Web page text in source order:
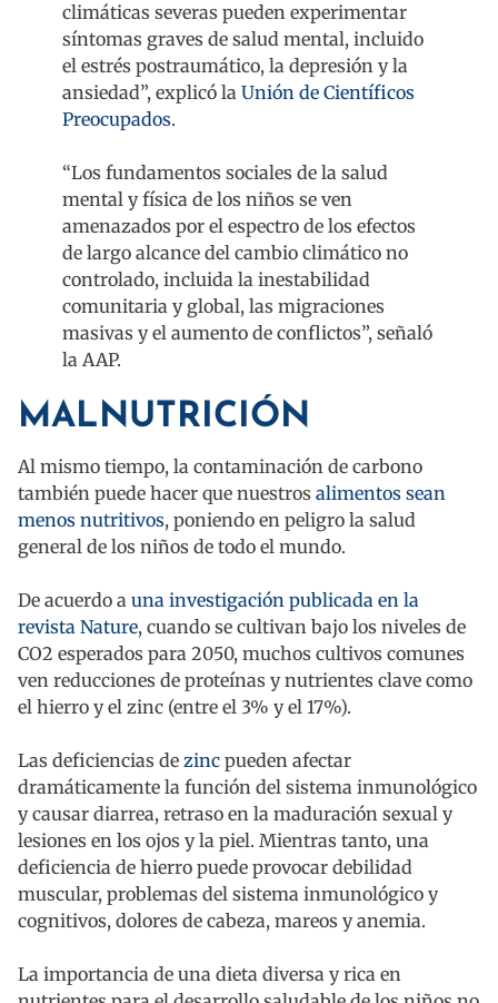
climáticas severas pueden experimentar
síntomas graves de salud mental, incluido
el estrés postraumático, la depresión y la
ansiedad”, explicó la Unión de Científicos
Preocupados.
“Los fundamentos sociales de la salud
mental y física de los niños se ven
amenazados por el espectro de los efectos
de largo alcance del cambio climático no
controlado, incluida la inestabilidad
comunitaria y global, las migraciones
masivas y el aumento de conflictos”, señaló
la AAP.
MALNUTRICIÓN
Al mismo tiempo, la contaminación de carbono
también puede hacer que nuestros alimentos sean
menos nutritivos, poniendo en peligro la salud
general de los niños de todo el mundo.
De acuerdo a una investigación publicada en la
revista Nature, cuando se cultivan bajo los niveles de
CO2 esperados para 2050, muchos cultivos comunes
ven reducciones de proteínas y nutrientes clave como
el hierro y el zinc (entre el 3% y el 17%).
Las deficiencias de zinc pueden afectar
dramáticamente la función del sistema inmunológico
y causar diarrea, retraso en la maduración sexual y
lesiones en los ojos y la piel. Mientras tanto, una
deficiencia de hierro puede provocar debilidad
muscular, problemas del sistema inmunológico y
cognitivos, dolores de cabeza, mareos y anemia.
La importancia de una dieta diversa y rica en